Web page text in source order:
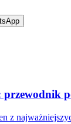
przewodnik
z